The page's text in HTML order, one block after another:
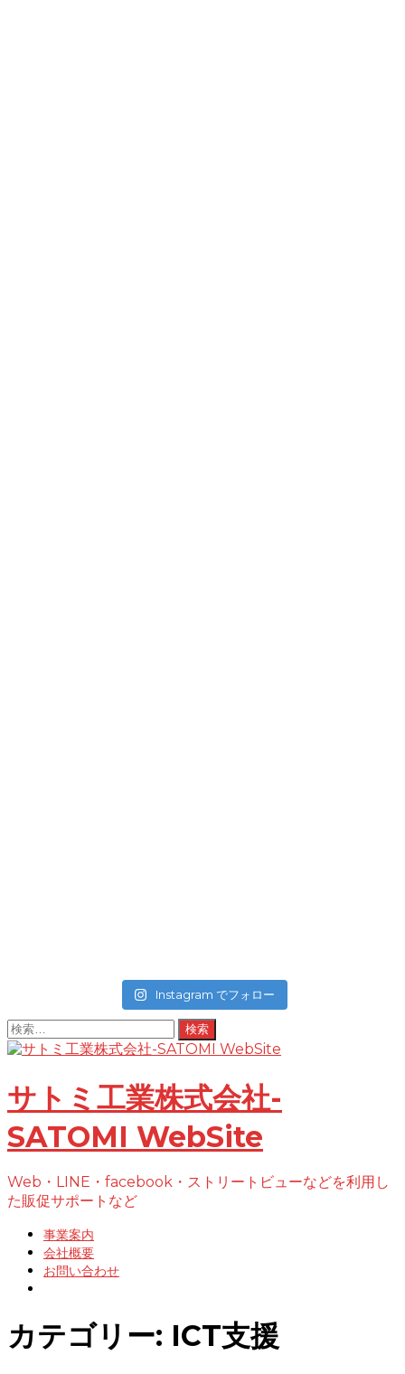
Instagram でフォロー
検
索:
コ
テ
ン
ツ
へ
キ
ッ
サトミ工業株式会社-
SATOMI WebSite
Web・LINE・facebook・ストリートビューなどを利用し
た販促サポートなど
事業案内
会社概要
お問い合わせ
カテゴリー: ICT支援